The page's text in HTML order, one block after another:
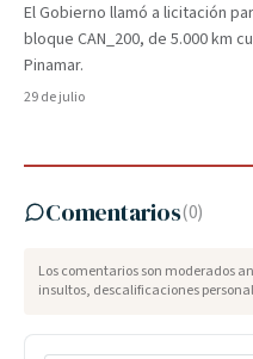
El Gobierno llamó a licitación
bloque CAN_200, de 5.000 km
Pinamar.
29 de julio
Comentarios(0)
Los comentarios son moderados
insultos, descalificaciones